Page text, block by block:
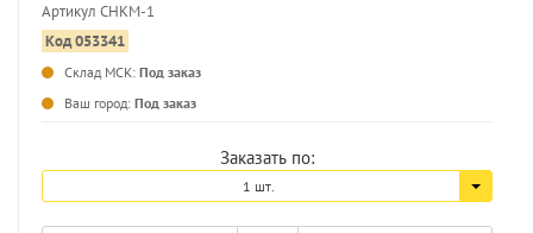
Артикул СНКМ-1
Код 053341
Склад МСК: Под заказ
Ваш город: Под заказ
Заказать по:
1 шт.